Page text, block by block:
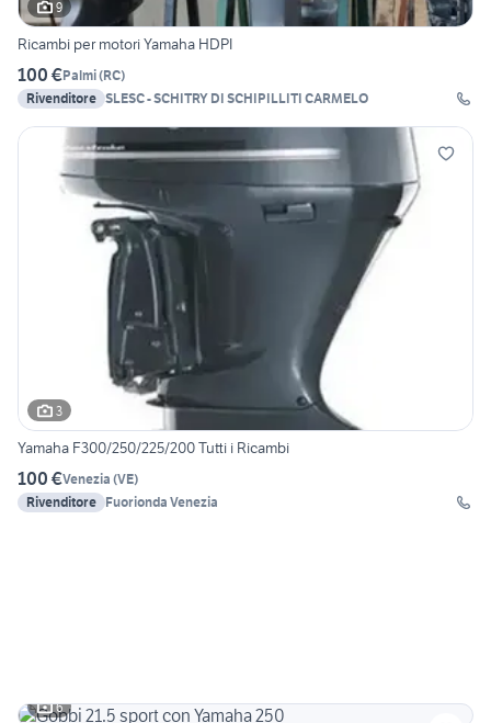
9
Ricambi per motori Yamaha HDPI
100 €Palmi(RC)
Rivenditore SLESC - SCHITRY DI SCHIPILLITI CARMELO
3
Yamaha F300/250/225/200 Tutti i Ricambi
100 €Venezia (VE)
Rivenditore Fuorionda Venezia
6